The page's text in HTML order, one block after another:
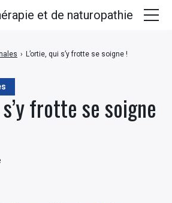
frotte se soigne
› L’ortie, qui s’y frotte se soigne !
et de naturopathie